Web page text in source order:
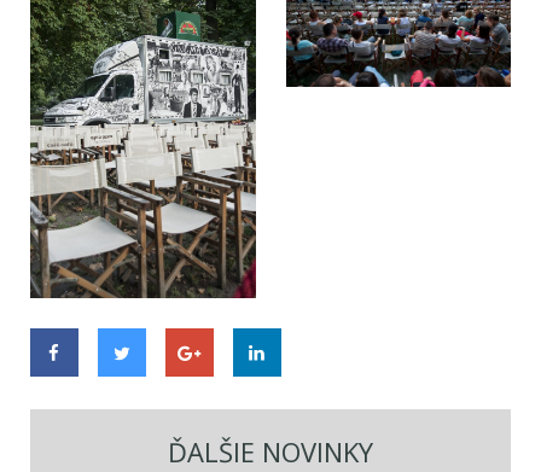
ĎALŠIE NOVINKY